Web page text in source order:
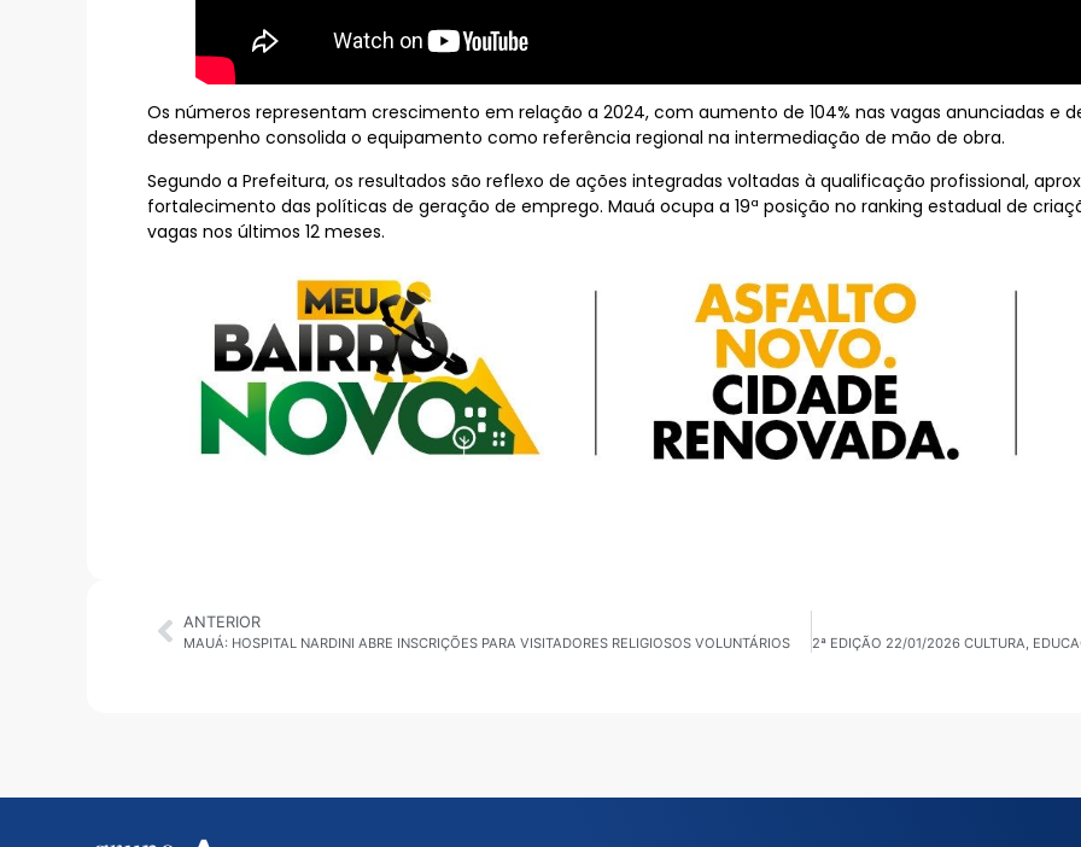
Os números representam crescimento em relação a 2024, com aumento de 104% nas vagas anunciadas e
desempenho consolida o equipamento como referência regional na intermediação de mão de obra.
Segundo a Prefeitura, os resultados são reflexo de ações integradas voltadas à qualificação profissional,
fortalecimento das políticas de geração de emprego. Mauá ocupa a 19ª posição no ranking estadual de
vagas nos últimos 12 meses.
ANTERIOR
MAUÁ: HOSPITAL NARDINI ABRE INSCRIÇÕES PARA VISITADORES RELIGIOSOS VOLUNTÁRIOS